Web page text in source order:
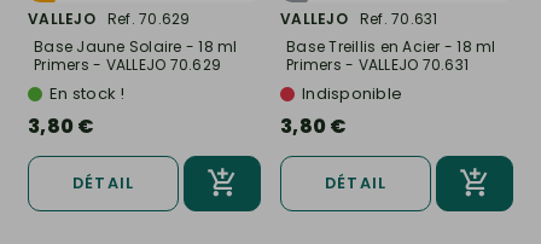
VALLEJO
Ref. 70.629
Base Jaune Solaire - 18 ml
Primers - VALLEJO 70.629
En stock !
3,80 €
DÉTAIL
VALLEJO
Ref. 70.631
Base Treillis en Acier - 18 ml
Primers - VALLEJO 70.631
Indisponible
3,80 €
DÉTAIL